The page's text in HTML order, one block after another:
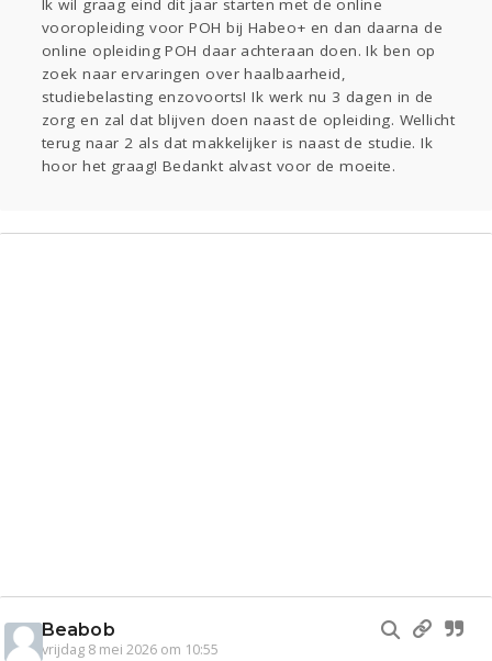
Sport
Contact Viva zoekt
Aangeboden
Gevraagd
Horen Doen
Zien
Lezen
Ik wil graag eind dit jaar starten met de online
vooropleiding voor POH bij Habeo+ en dan daarna de
online opleiding POH daar achteraan doen. Ik ben op
zoek naar ervaringen over haalbaarheid,
studiebelasting enzovoorts! Ik werk nu 3 dagen in de
zorg en zal dat blijven doen naast de opleiding. Wellicht
terug naar 2 als dat makkelijker is naast de studie. Ik
hoor het graag! Bedankt alvast voor de moeite.
Beabob
vrijdag 8 mei 2026 om 10:55